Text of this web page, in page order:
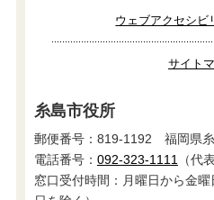
ウェブアクセシビ
サイト
糸島市役所
郵便番号：819-1192 福岡県
電話番号： 092-323-1111（代表
窓口受付時間：月曜日から金